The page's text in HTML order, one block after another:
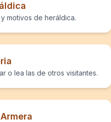
motivos de heráldica.
o lea las de otros visitantes.